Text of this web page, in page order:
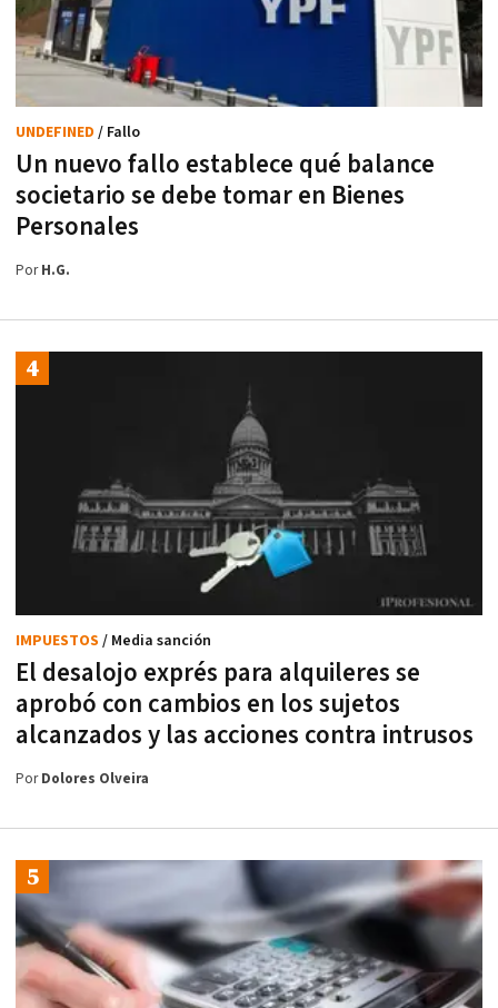
Un nuevo fallo establece qué balance
societario se debe tomar en Bienes
Personales
UNDEFINED / Fallo
PorH.G.
El desalojo exprés para alquileres se
aprobó con cambios en los sujetos
alcanzados y las acciones contra intrusos
IMPUESTOS / Media sanción
PorDolores Olveira